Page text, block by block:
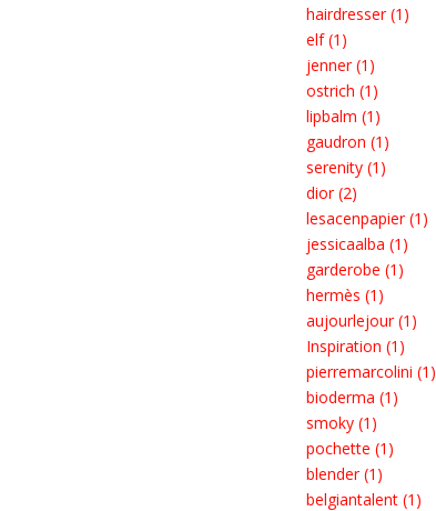
hairdresser (1)
elf (1)
jenner (1)
ostrich (1)
lipbalm (1)
gaudron (1)
serenity (1)
dior (2)
lesacenpapier (1)
jessicaalba (1)
garderobe (1)
hermès (1)
aujourlejour (1)
Inspiration (1)
pierremarcolini (1)
bioderma (1)
smoky (1)
pochette (1)
blender (1)
belgiantalent (1)